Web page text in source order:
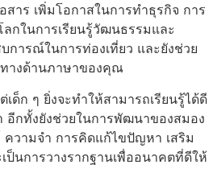
สาร เพิ่มโอกาสในการทำธุรกิจ การ
กในการเรียนรู้วัฒนธรรมและ
การณ์ในการท่องเที่ยว และยังช่วย
างด้านภาษาของคุณ
เด็ก ๆ ยิ่งจะทำให้สามารถเรียนรู้ได้ดี
อีกทั้งยังช่วยในการพัฒนาของสมอง
วามจำ การคิดแก้ไขปัญหา เสริม
ป็นการวางรากฐานเพื่ออนาคตที่ดีให้